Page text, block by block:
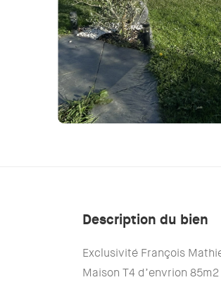
Description du bien
Exclusivité François
Maison T4 d’envrion